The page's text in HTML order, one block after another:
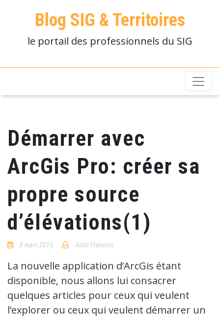
Blog SIG & Territoires
le portail des professionnels du SIG
Démarrer avec
ArcGis Pro: créer sa
propre source
d’élévations(1)
8 mars 2015 Atilio Francois
La nouvelle application d’ArcGis étant
disponible, nous allons lui consacrer
quelques articles pour ceux qui veulent
l’explorer ou ceux qui veulent démarrer un